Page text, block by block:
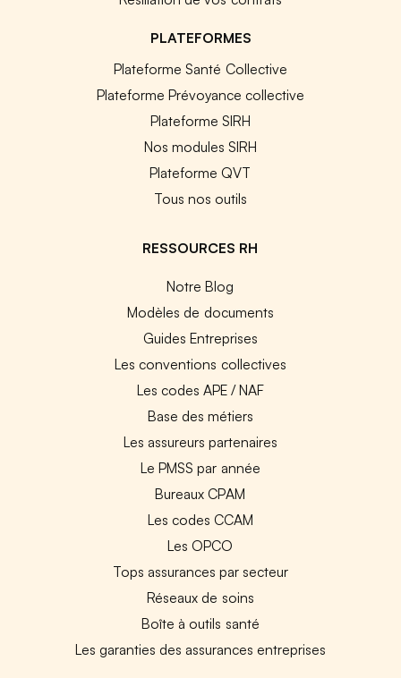
PLATEFORMES
Plateforme Santé Collective
Plateforme Prévoyance collective
Plateforme SIRH
Nos modules SIRH
Plateforme QVT
Tous nos outils
RESSOURCES RH
Notre Blog
Modèles de documents
Guides Entreprises
Les conventions collectives
Les codes APE / NAF
Base des métiers
Les assureurs partenaires
Le PMSS par année
Bureaux CPAM
Les codes CCAM
Les OPCO
Tops assurances par secteur
Réseaux de soins
Boîte à outils santé
Les garanties des assurances entreprises